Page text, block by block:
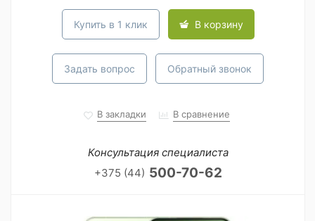
Купить в 1 клик В корзину
Задать вопрос Обратный звонок
В закладки В сравнение
Консультация специалиста
+375 (44) 500-70-62